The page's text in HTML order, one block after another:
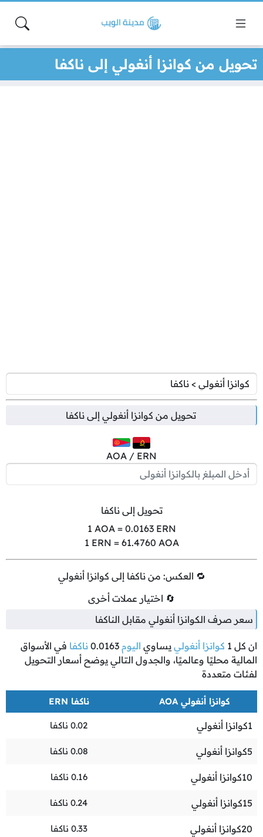
تحويل من كوانزا أنغولي إلى ناكفا
تحويل من كوانزا أنغولي إلى ناكفا
AOA / ERN
تحويل إلى ناكفا
1 AOA = 0.0163ERN
1 ERN = 61.4760 AOA
🔁 العكس: من ناكفا إلى كوانزا أنغولي
🔄 اختيار عملات أخرى
سعر صرف الكوانزا أنغولي مقابل الناكفا
ان كل 1 كوانزا أنغولي يساوي اليوم 0.0163 ناكفا في الأسواق
المالية محليًا وعالميًا، والجدول التالي يوضح أسعار التحويل
لفئات متعددة
كوانزا أنغولي AOA ناكفا ERN
1كوانزا أنغولي 0.02 ناكفا
5كوانزا أنغولي 0.08 ناكفا
10كوانزا أنغولي 0.16 ناكفا
15كوانزا أنغولي 0.24 ناكفا
20كوانزا أنغولي 0.33 ناكفا